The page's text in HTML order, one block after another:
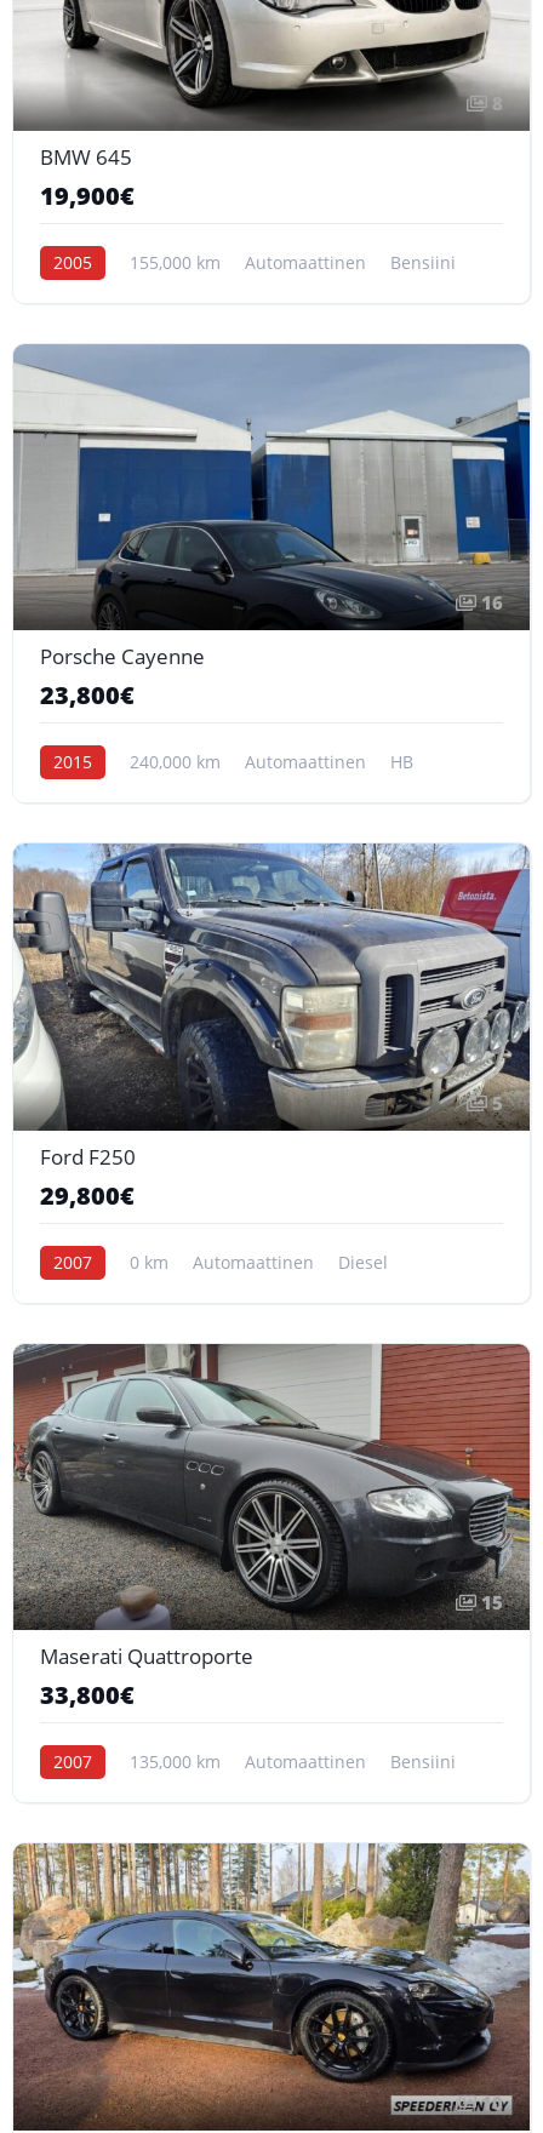
8
BMW 645
19,900€
2005 155,000 km Automaattinen Bensiini
16
Porsche Cayenne
23,800€
2015 240,000 km Automaattinen HB
5
Ford F250
29,800€
2007 0 km Automaattinen Diesel
15
Maserati Quattroporte
33,800€
2007 135,000 km Automaattinen Bensiini
10